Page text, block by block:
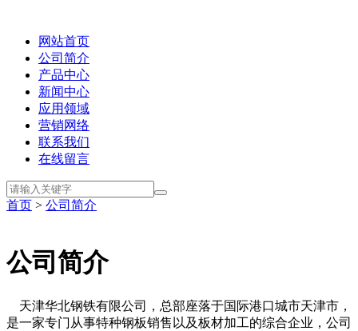
网站首页
公司简介
产品中心
新闻中心
应用领域
营销网络
联系我们
在线留言
首页 > 公司简介
公司简介
天津华北钢铁有限公司，总部座落于国际港口城市天津市，
是一家专门从事特种钢板销售以及板材加工的综合企业，公司